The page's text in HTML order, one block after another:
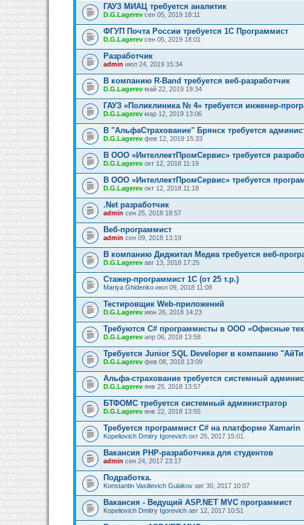
ГАУЗ МИАЦ требуется аналитик
D.G.Lagerev сен 05, 2019 18:11
ФГУП Почта России требуется 1С Программист
D.G.Lagerev сен 05, 2019 18:01
Разработчик
admin июл 24, 2019 15:34
В компанию R-Band требуется веб-разработчик
D.G.Lagerev май 22, 2019 19:34
ГАУЗ «Поликлиника № 4» требуется инженер-
D.G.Lagerev мар 12, 2019 13:06
В "АльфаСтрахование" Брянск требуется
D.G.Lagerev фев 12, 2019 15:33
В ООО «ИнтеллектПромСервис» требуется
D.G.Lagerev окт 12, 2018 11:19
В ООО «ИнтеллектПромСервис» требуется
D.G.Lagerev окт 12, 2018 11:18
.Net разработчик
admin сен 25, 2018 18:57
Веб-программист
admin сен 09, 2018 13:19
В компанию Диджитал Медиа требуется веб-
D.G.Lagerev авг 13, 2018 17:25
Стажер-программист 1С (от 25 т.р.)
Mariya Ghidenko июл 09, 2018 11:08
Тестировщик Web-приложений
D.G.Lagerev июн 26, 2018 14:23
Требуются C# программисты в ООО «Офисные
D.G.Lagerev апр 06, 2018 13:58
Требуется Junior SQL Developer в компанию
D.G.Lagerev фев 08, 2018 13:09
Альфа-страхование требуется системный
D.G.Lagerev янв 25, 2018 13:57
БТФОМС требуется системный администратор
D.G.Lagerev янв 22, 2018 13:55
Требуется программист C# на платформе Xamarin
Kopeliovich Dmitry Igorevich окт 25, 2017 15:01
Вакансия PHP-разработчика для студентов
admin сен 24, 2017 23:17
Подработка.
Konstantin Vasilievich Gulakov авг 30, 2017 10:07
Вакансия - Ведущий ASP.NET MVC программист
Kopeliovich Dmitry Igorevich авг 12, 2017 10:51